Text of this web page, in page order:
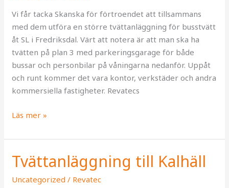
Vi får tacka Skanska för förtroendet att tillsammans
med dem utföra en större tvättanläggning för busstvätt
åt SL i Fredriksdal. Värt att notera är att man ska ha
tvätten på plan 3 med parkeringsgarage för både
bussar och personbilar på våningarna nedanför. Uppåt
och runt kommer det vara kontor, verkstäder och andra
kommersiella fastigheter. Revatecs
Läs mer »
Tvättanläggning till Kalhäll
Uncategorized / Revatec
Tvättanläggning
till
Kalhäll